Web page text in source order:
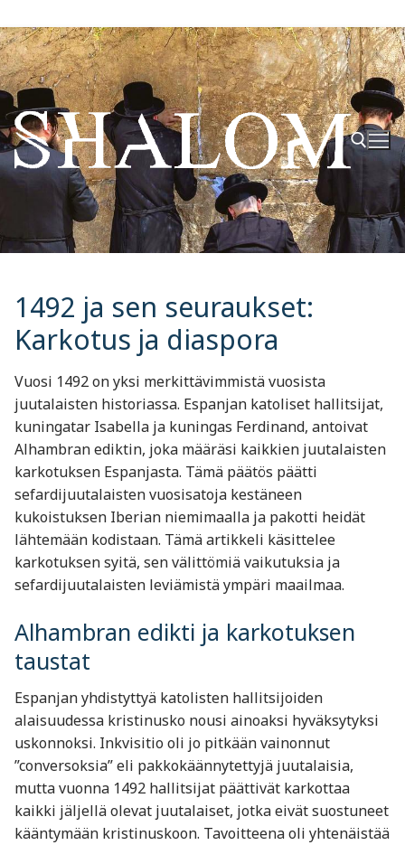
Hyppää
sisältöön
Hae:
1492 ja sen seuraukset:
Karkotus ja diaspora
Vuosi 1492 on yksi merkittävimmistä vuosista
juutalaisten historiassa. Espanjan katoliset hallitsijat,
kuningatar Isabella ja kuningas Ferdinand, antoivat
Alhambran ediktin, joka määräsi kaikkien juutalaisten
karkotuksen Espanjasta. Tämä päätös päätti
sefardijuutalaisten vuosisatoja kestäneen
kukoistuksen Iberian niemimaalla ja pakotti heidät
lähtemään kodistaan. Tämä artikkeli käsittelee
karkotuksen syitä, sen välittömiä vaikutuksia ja
sefardijuutalaisten leviämistä ympäri maailmaa.
Alhambran edikti ja karkotuksen
taustat
Espanjan yhdistyttyä katolisten hallitsijoiden
alaisuudessa kristinusko nousi ainoaksi hyväksytyksi
uskonnoksi. Inkvisitio oli jo pitkään vainonnut
”conversoksia” eli pakkokäännytettyjä juutalaisia,
mutta vuonna 1492 hallitsijat päättivät karkottaa
kaikki jäljellä olevat juutalaiset, jotka eivät suostuneet
kääntymään kristinuskoon. Tavoitteena oli yhtenäistää